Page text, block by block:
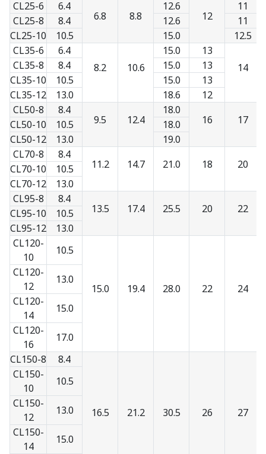
CL25-6 6.4
6.8 8.8
12.6
12
11
CL25-8
8.4 12.6
11
CL25-10
10.5 15.0
12.5
CL35-6
6.4
8.2
10.6
15.0
13
14
CL35-8 8.4 15.0
13
CL35-10
10.5 15.0
13
CL35-12
13.0 18.6
12
CL50-8
8.4
9.5 12.4
18.0
16 17
CL50-10 10.5
18.0
CL50-12
13.0
19.0
CL70-8
8.4
11.2 14.7 21.0 18 20
CL70-10
10.5
CL70-12
13.0
CL95-8
8.4
13.5 17.4 25.5 20 22
CL95-10
10.5
CL95-12
13.0
CL120-
10
10.5
15.0 19.4 28.0 22 24
CL120-
12
13.0
CL120-
14
15.0
CL120-
16
17.0
CL150-8
8.4
16.5 21.2 30.5 26 27
CL150-
10
10.5
CL150-
12
13.0
CL150-
14
15.0